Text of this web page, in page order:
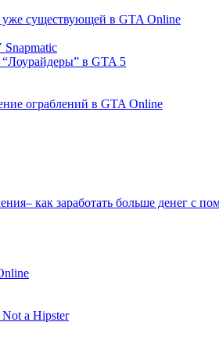
уже существующей в GTA Online
Snapmatic
в GTA 5
ограблений в GTA Online
как заработать больше денег с
a Hipster